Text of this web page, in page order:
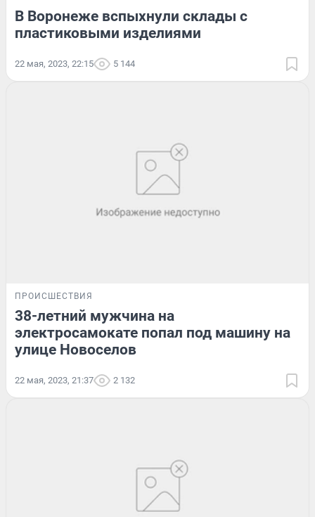
В Воронеже вспыхнули склады с
пластиковыми изделиями
22 мая, 2023, 22:15 5 144
ПРОИСШЕСТВИЯ
38-летний мужчина на
электросамокате попал под машину на
улице Новоселов
22 мая, 2023, 21:37 2 132